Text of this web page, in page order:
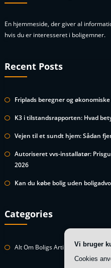
En hjemmeside, der giver al
hvis du er interesseret i boligemner.
Recent Posts
Friplads beregner og
K3 i tilstandsrapporten: Hvad
Vejen til et sundt hjem: Sådan
Autoriseret vvs-installatør:
2026
Kan du købe bolig uden
Categories
Alt Om Boligs Artikler Vi bruger
Cookies